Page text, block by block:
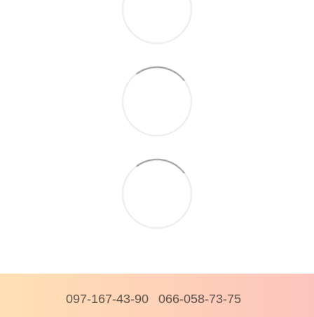
097-167-43-90 066-058-73-75